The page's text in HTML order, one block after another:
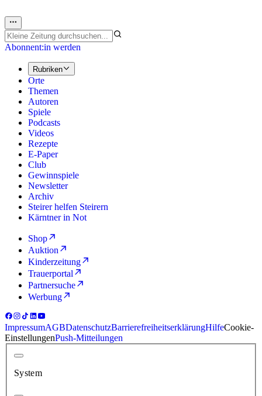
Abonnent:in werden
Rubriken
Orte
Themen
Autoren
Spiele
Podcasts
Videos
Rezepte
E-Paper
Club
Gewinnspiele
Newsletter
Archiv
Steirer helfen Steirern
Kärntner in Not
Shop
Auktion
Kinderzeitung
Trauerportal
Partnersuche
Werbung
ImpressumAGBDatenschutzBarrierefreiheitserklärungHilfeCookie-
EinstellungenPush-Mitteilungen
System